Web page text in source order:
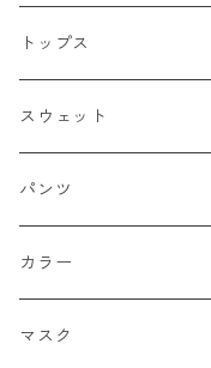
キャップ
スナップバック
フィッテド（サイズ調整無）
ドゥラグ
スカルキャップ
ハンチング
ニットキャップ
トップス
Ｔシャツ
半袖
長袖
シャツ（半袖）
シャツ（長袖）
トレーナー
スウェット
トレーナー
パーカー
パンツ
ハーフ
ロング
カラー
ブラック
マスク